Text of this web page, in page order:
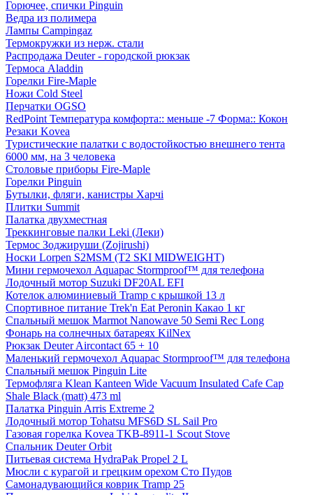
Горючее, спички Pinguin
Ведра из полимера
Лампы Campingaz
Термокружки из нерж. стали
Распродажа Deuter - городской рюкзак
Термоса Aladdin
Горелки Fire-Maple
Ножи Cold Steel
Перчатки OGSO
RedPoint Температура комфорта:: меньше -7 Форма:: Кокон
Резаки Kovea
Туристические палатки с водостойкостью внешнего тента
6000 мм, на 3 человека
Столовые приборы Fire-Maple
Горелки Pinguin
Бутылки, фляги, канистры Харчі
Плитки Summit
Палатка двухместная
Треккинговые палки Leki (Леки)
Термос Зоджируши (Zojirushi)
Носки Lorpen S2MSM (T2 SKI MIDWEIGHT)
Мини гермочехол Aquapac Stormproof™ для телефона
Лодочный мотор Suzuki DF20AL EFI
Котелок алюминиевый Tramp с крышкой 13 л
Спортивное питание Trek'n Eat Peronin Какао 1 кг
Спальный мешок Marmot Nanowave 50 Semi Rec Long
Фонарь на солнечных батареях KilNex
Рюкзак Deuter Aircontact 65 + 10
Маленький гермочехол Aquapac Stormproof™ для телефона
Спальный мешок Pinguin Lite
Термофляга Klean Kanteen Wide Vacuum Insulated Cafe Cap
Shale Black (matt) 473 ml
Палатка Pinguin Arris Extreme 2
Лодочный мотор Tohatsu MFS6D SL Sail Pro
Газовая горелка Kovea TKB-8911-1 Scout Stove
Спальник Deuter Orbit
Питьевая система HydraPak Propel 2 L
Мюсли с курагой и грецким орехом Сто Пудов
Самонадувающийся коврик Tramp 25